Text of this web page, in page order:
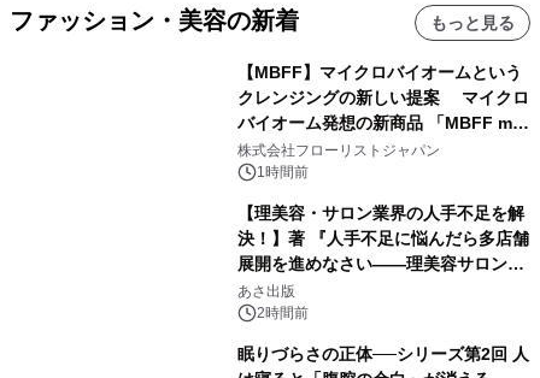
ファッション・美容の新着 もっと見る
【MBFF】マイクロバイオームという
クレンジングの新しい提案 マイクロ
バイオーム発想の新商品 「MBFF mb
クレンジングPRO」を2026年8月6日
発売
株式会社フローリストジャパン
1時間前
【理美容・サロン業界の人手不足を解
決！】著 『人手不足に悩んだら多店舗
展開を進めなさい――理美容サロン
「多店舗展開」の教科書』2026年8月
24日（月）発売
あさ出版
2時間前
眠りづらさの正体──シリーズ第2回 人